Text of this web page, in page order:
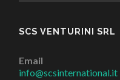
SCS VENTURINI SRL
Email
info@scsinternational.it